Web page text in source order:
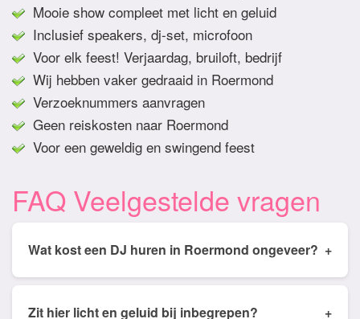
Mooie show compleet met licht en geluid
Inclusief speakers, dj-set, microfoon
Voor elk feest! Verjaardag, bruiloft, bedrijf
Wij hebben vaker gedraaid in Roermond
Verzoeknummers aanvragen
Geen reiskosten naar Roermond
Voor een geweldig en swingend feest
FAQ Veelgestelde vragen
Wat kost een DJ huren in Roermond ongeveer? +
gemiddeld tussen de € 350,- en € 950,- Prijs is
Zit hier licht en geluid bij inbegrepen? +